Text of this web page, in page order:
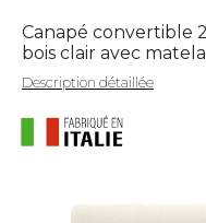
Canapé convertible
bois clair avec
Description détaillée